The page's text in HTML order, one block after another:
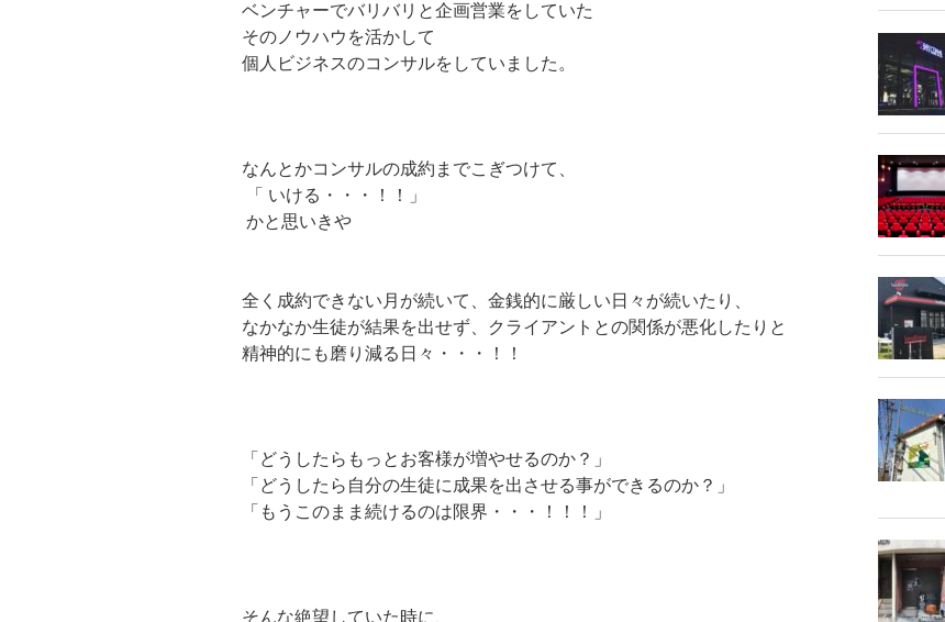
ベンチャーでバリバリと企画営業をしていた
そのノウハウを活かして
個人ビジネスのコンサルをしていました。
なんとかコンサルの成約までこぎつけて、
「 いける・・・！！」
かと思いきや
全く成約できない月が続いて、金銭的に厳しい日々が続いたり、
なかなか生徒が結果を出せず、
クライアントとの関係が悪化したりと
精神的にも磨り減る日々・・・！！
「どうしたらもっとお客様が増やせるのか？」
「どうしたら自分の生徒に成果を出させる事ができるのか？」
「もうこのまま続けるのは限界・・・！！！」
そんな絶望していた時に、